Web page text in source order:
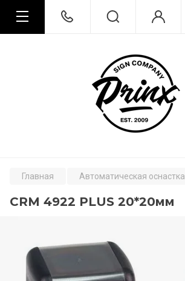
Главная Автоматическая оснастка
CRM 4922 PLUS 20*20мм